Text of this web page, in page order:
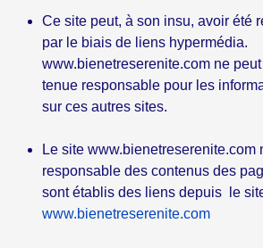
Ce site peut, à son insu, avoir été
par le biais de liens hypermédia.
www.bienetreserenite.com ne
tenue responsable pour les
sur ces autres sites.
Le site www.bienetreserenite.com
responsable des contenus des
sont établis des liens depuis le
www.bienetreserenite.com